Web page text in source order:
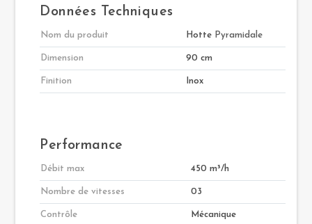
Données Techniques
Nom du produit Hotte Pyramidale
Dimension 90 cm
Finition Inox
Performance
Débit max 450 m³/h
Nombre de vitesses 03
Contrôle Mécanique